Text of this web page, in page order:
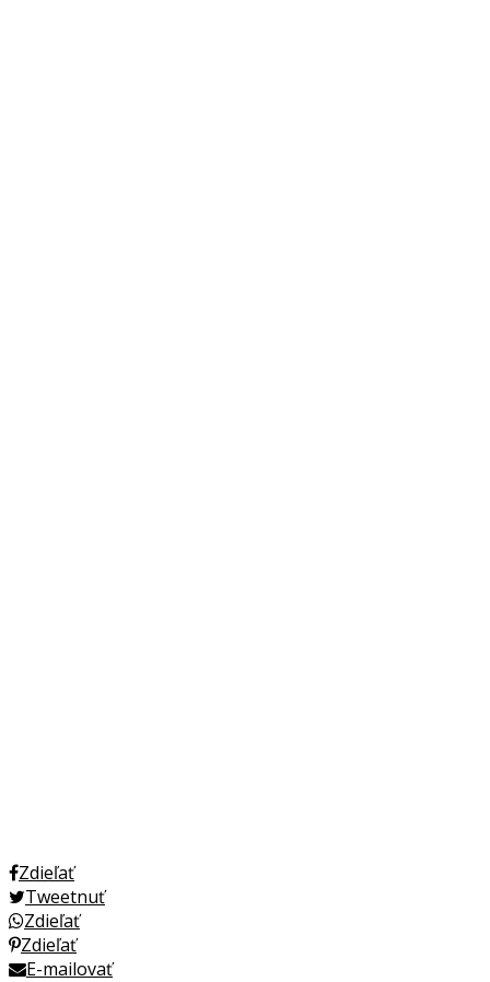
Zdieľať
Tweetnuť
Zdieľať
Zdieľať
E-mailovať